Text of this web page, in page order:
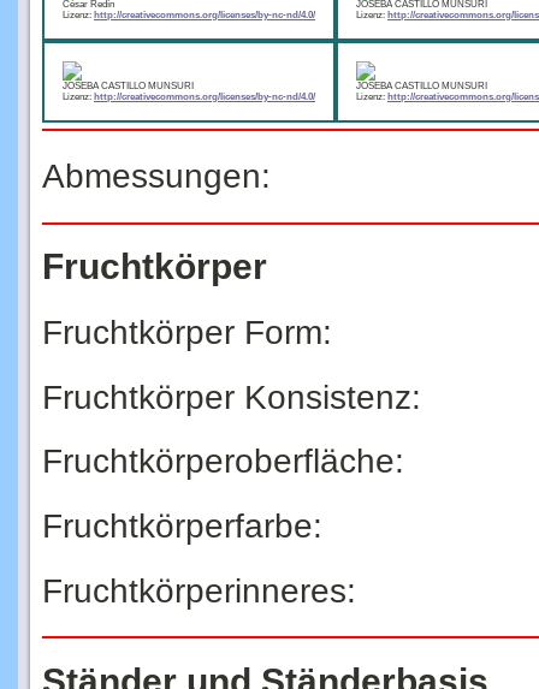
JOSEBA CASTILLO MUNSURI
Lizenz:
JOSEBA CASTILLO MUNSURI
Lizenz:
Abmessungen:
Fruchtkörper
Fruchtkörper Form:
Fruchtkörperoberfläche:
Fruchtkörperfarbe:
Ständer und Ständerbasis